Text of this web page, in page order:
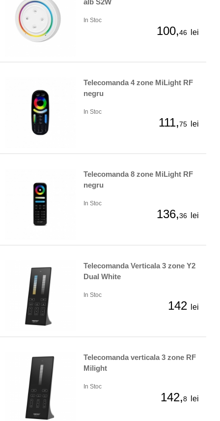
alb S2W
In Stoc
100,46 lei
Telecomanda 4 zone MiLight RF
negru
In Stoc
111,75 lei
Telecomanda 8 zone MiLight RF
negru
In Stoc
136,36 lei
Telecomanda Verticala 3 zone Y2
Dual White
In Stoc
142 lei
Telecomanda verticala 3 zone RF
Milight
In Stoc
142,8 lei